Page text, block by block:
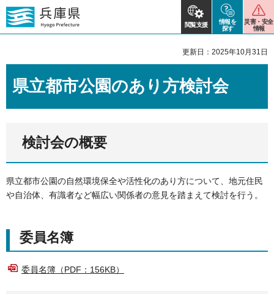
閲覧支援
情報を
探す
災害・安全
情報
更新日：2025年10月31日
県立都市公園のあり方検討会
検討会の概要
県立都市公園の自然環境保全や活性化のあり方について、地元住民
や自治体、有識者など幅広い関係者の意見を踏まえて検討を行う。
委員名簿
委員名簿（PDF：156KB）